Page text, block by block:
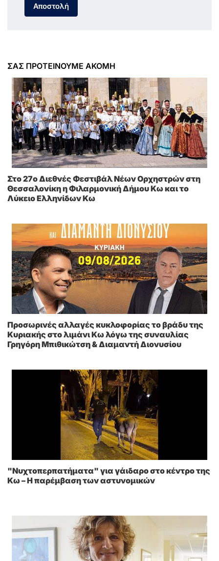
Αποστολή
ΣΑΣ ΠΡΟΤΕΙΝΟΥΜΕ ΑΚΟΜΗ
Στο 27ο Διεθνές Φεστιβάλ Νέων Ορχηστρών στη
Θεσσαλονίκη η Φιλαρμονική Δήμου Κω και το
Λύκειο Ελληνίδων Κω
Προσωρινές αλλαγές κυκλοφορίας το βράδυ της
Κυριακής στο λιμάνι Κω λόγω της συναυλίας
Γρηγόρη Μπιθικώτση & Διαμαντή Διονυσίου
"Νυχτοπερπατήματα" για γάιδαρο στο κέντρο της
Κω – Η παρέμβαση των αστυνομικών